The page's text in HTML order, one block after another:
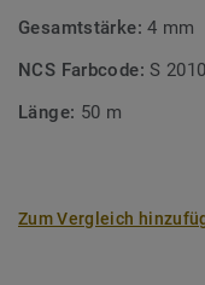
Gesamtstärke:4 mm
NCS Farbcode:S
Länge: 50 m
Zum Vergleich